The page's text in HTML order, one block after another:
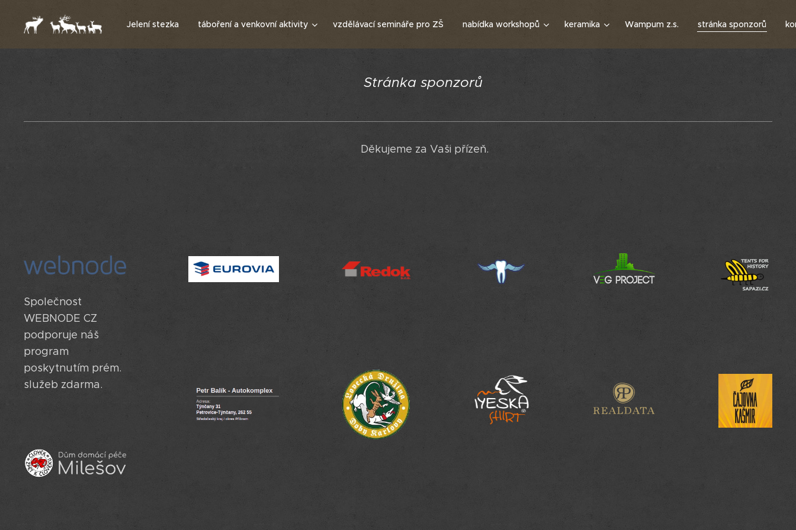
Jelení stezka táboření a venkovní aktivity vzdělávací semináře pro ZŠ nabídka workshopů keramika Wampum z.s. stránka sponzorů
Stránka sponzorů
Děkujeme za Vaši přízeň.
Společnost
WEBNODE CZ
podporuje náš
program
poskytnutím prém.
služeb zdarma.